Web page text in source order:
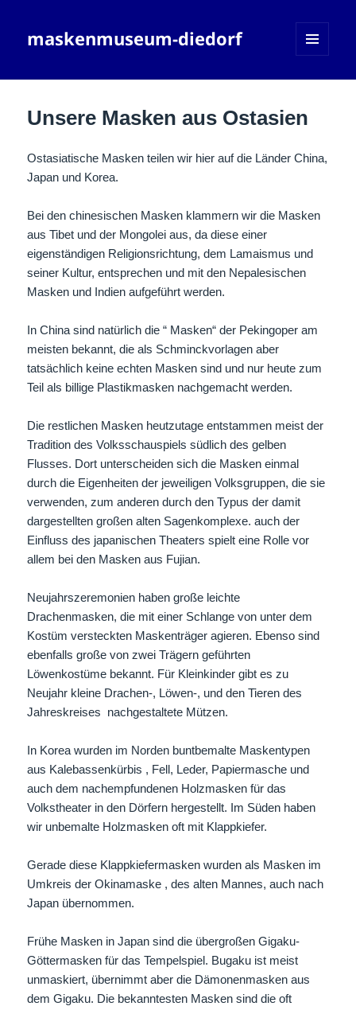
maskenmuseum-diedorf
Unsere Masken aus Ostasien
Ostasiatische Masken teilen wir hier auf die Länder China,
Japan und Korea.
Bei den chinesischen Masken klammern wir die Masken
aus Tibet und der Mongolei aus, da diese einer
eigenständigen Religionsrichtung, dem Lamaismus und
seiner Kultur, entsprechen und mit den Nepalesischen
Masken und Indien aufgeführt werden.
In China sind natürlich die “ Masken“ der Pekingoper am
meisten bekannt, die als Schminckvorlagen aber
tatsächlich keine echten Masken sind und nur heute zum
Teil als billige Plastikmasken nachgemacht werden.
Die restlichen Masken heutzutage entstammen meist der
Tradition des Volksschauspiels südlich des gelben
Flusses. Dort unterscheiden sich die Masken einmal
durch die Eigenheiten der jeweiligen Volksgruppen, die sie
verwenden, zum anderen durch den Typus der damit
dargestellten großen alten Sagenkomplexe. auch der
Einfluss des japanischen Theaters spielt eine Rolle vor
allem bei den Masken aus Fujian.
Neujahrszeremonien haben große leichte
Drachenmasken, die mit einer Schlange von unter dem
Kostüm versteckten Maskenträger agieren. Ebenso sind
ebenfalls große von zwei Trägern geführten
Löwenkostüme bekannt. Für Kleinkinder gibt es zu
Neujahr kleine Drachen-, Löwen-, und den Tieren des
Jahreskreises nachgestaltete Mützen.
In Korea wurden im Norden buntbemalte Maskentypen
aus Kalebassenkürbis , Fell, Leder, Papiermasche und
auch dem nachempfundenen Holzmasken für das
Volkstheater in den Dörfern hergestellt. Im Süden haben
wir unbemalte Holzmasken oft mit Klappkiefer.
Gerade diese Klappkiefermasken wurden als Masken im
Umkreis der Okinamaske , des alten Mannes, auch nach
Japan übernommen.
Frühe Masken in Japan sind die übergroßen Gigaku-
Göttermasken für das Tempelspiel. Bugaku ist meist
unmaskiert, übernimmt aber die Dämonenmasken aus
dem Gigaku. Die bekanntesten Masken sind die oft